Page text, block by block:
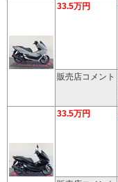
33.5万円
販売店コメント
33.5万円